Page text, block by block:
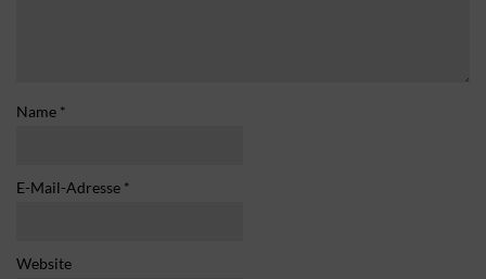
Name *
E-Mail-Adresse *
Website